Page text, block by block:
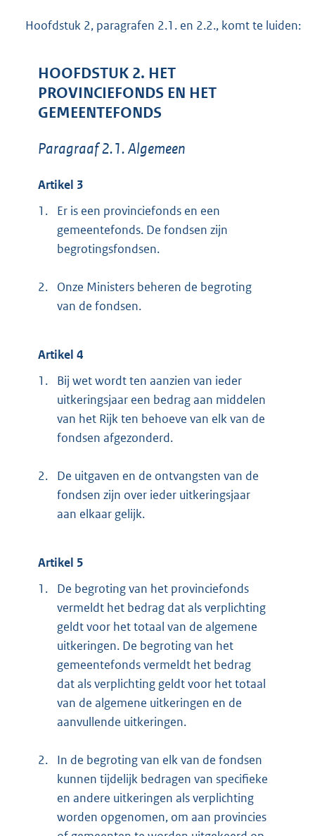
Hoofdstuk 2, paragrafen 2.1. en 2.2., komt te luiden:
HOOFDSTUK 2. HET
PROVINCIEFONDS EN HET
GEMEENTEFONDS
Paragraaf 2.1. Algemeen
Artikel 3
1.
Er is een provinciefonds en een
gemeentefonds. De fondsen zijn
begrotingsfondsen.
2.
Onze Ministers beheren de begroting
van de fondsen.
Artikel 4
1.
Bij wet wordt ten aanzien van ieder
uitkeringsjaar een bedrag aan middelen
van het Rijk ten behoeve van elk van de
fondsen afgezonderd.
2.
De uitgaven en de ontvangsten van de
fondsen zijn over ieder uitkeringsjaar
aan elkaar gelijk.
Artikel 5
1.
De begroting van het provinciefonds
vermeldt het bedrag dat als verplichting
geldt voor het totaal van de algemene
uitkeringen. De begroting van het
gemeentefonds vermeldt het bedrag
dat als verplichting geldt voor het totaal
van de algemene uitkeringen en de
aanvullende uitkeringen.
2.
In de begroting van elk van de fondsen
kunnen tijdelijk bedragen van specifieke
en andere uitkeringen als verplichting
worden opgenomen, om aan provincies